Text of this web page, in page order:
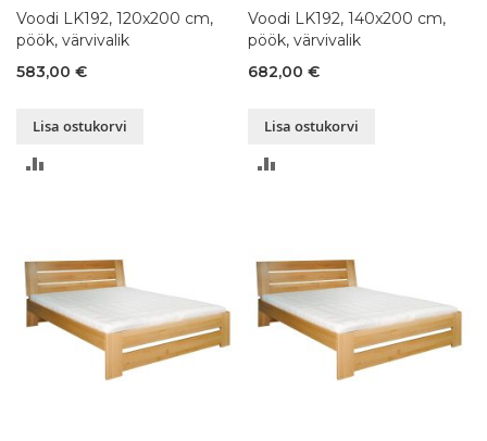
Voodi LK192, 120x200 cm,
pöök, värvivalik
583,00 €
Lisa ostukorvi
Voodi LK192, 140x200 cm,
pöök, värvivalik
682,00 €
Lisa ostukorvi